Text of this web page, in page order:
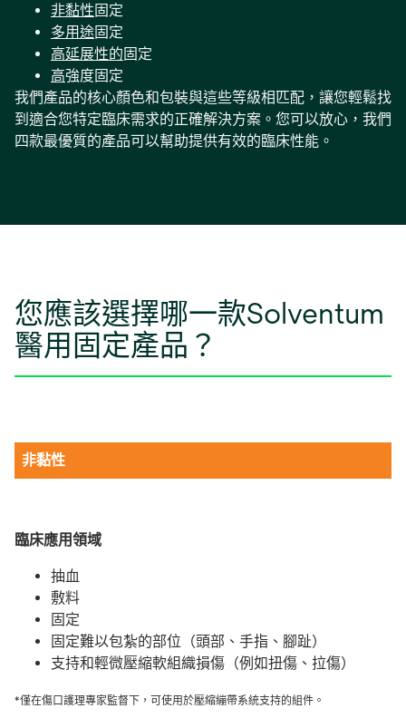
非黏性固定
多用途固定
高延展性的固定
高強度固定
我們產品的核心顏色和包裝與這些等級相匹配，讓您輕鬆找
到適合您特定臨床需求的正確解決方案。您可以放心，我們
四款最優質的產品可以幫助提供有效的臨床性能。
您應該選擇哪一款Solventum
醫用固定產品？
非黏性
臨床應用領域
抽血
敷料
固定
固定難以包紮的部位（頭部、手指、腳趾）
支持和輕微壓縮軟組織損傷（例如扭傷、拉傷）
*僅在傷口護理專家監督下，可使用於壓縮繃帶系統支持的組件。